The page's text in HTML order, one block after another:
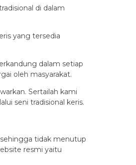
di dalam
yang tersedia
dalam setiap
oleh masyarakat.
Sertailah kami
seni tradisional keris.
tidak menutup
resmi yaitu